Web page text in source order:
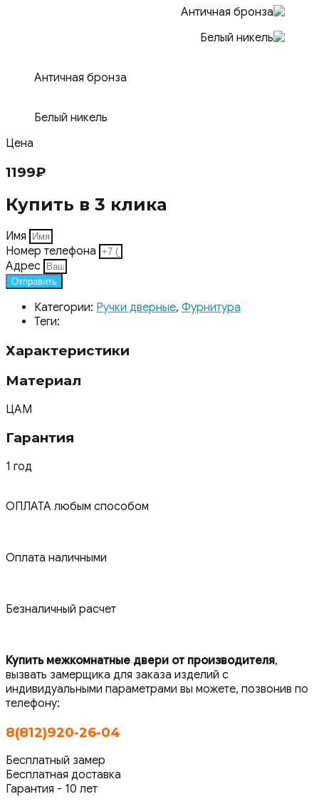
Античная бронза
Белый никель
Цена
1199₽
Купить в 3 клика
Имя
Номер телефона
Адрес
Отправить
Категории: Ручки дверные, Фурнитура
Теги:
Характеристики
Материал
ЦАМ
Гарантия
1 год
ОПЛАТА любым способом
Оплата наличными
Безналичный расчет
Купить межкомнатные двери от производителя,
вызвать замерщика для заказа изделий с
индивидуальными параметрами вы можете, позвонив по
телефону:
8(812)920-26-04
Бесплатный замер
Бесплатная доставка
Гарантия - 10 лет